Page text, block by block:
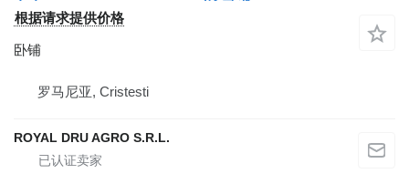
根据请求提供价格
卧铺
罗马尼亚, Cristesti
ROYAL DRU AGRO S.R.L.